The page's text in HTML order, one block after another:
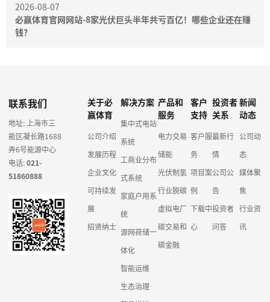
2026-08-07
必赢体育官网网站-8家光伏巨头半年共亏百亿！哪些企业还在赚
钱？
联系我们
地址: 上海市三
能区凝长路1688
弄6号能源中心
电话:021-
51860888
关于必
赢体育
公司介绍
发展历程
企业文化
可持续发
展
招贤纳士
解决方案
集中式电站
系统
工商业分布
式系统
家庭户用系
统
源网荷储一
体化
智能运维
生态治理
产品和
服务
电力交易
储能
光伏制氢
行业脱碳
虚拟电厂
碳交易和
碳金融
客户
支持
客户服
务
项目案
例
下载中
心
投资者
关系
最新行
情
公司公
告
投资者
问答
新闻
动态
公司动
态
媒体聚
焦
行业资
讯